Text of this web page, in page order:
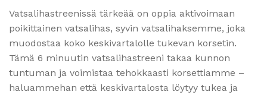
Vatsalihastreenissä tärkeää on oppia aktivoimaan
poikittainen vatsalihas, syvin vatsalihaksemme, joka
muodostaa koko keskivartalolle tukevan korsetin.
Tämä 6 minuutin vatsalihastreeni takaa kunnon
tuntuman ja voimistaa tehokkaasti korsettiamme –
haluammehan että keskivartalosta löytyy tukea ja